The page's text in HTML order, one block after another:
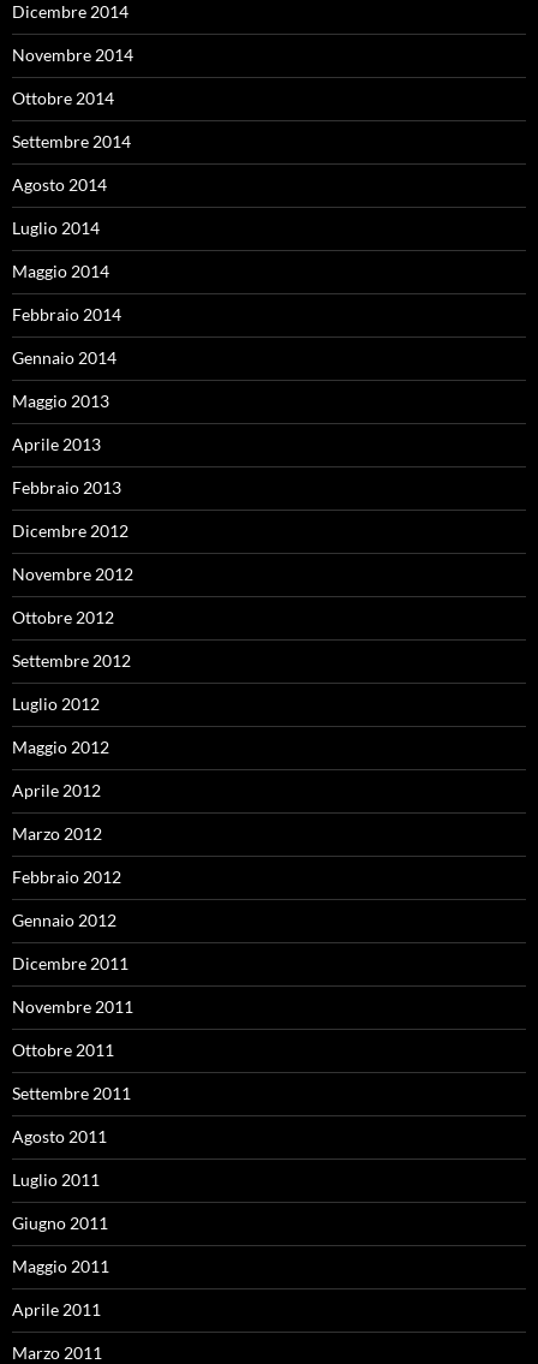
Dicembre 2014
Novembre 2014
Ottobre 2014
Settembre 2014
Agosto 2014
Luglio 2014
Maggio 2014
Febbraio 2014
Gennaio 2014
Maggio 2013
Aprile 2013
Febbraio 2013
Dicembre 2012
Novembre 2012
Ottobre 2012
Settembre 2012
Luglio 2012
Maggio 2012
Aprile 2012
Marzo 2012
Febbraio 2012
Gennaio 2012
Dicembre 2011
Novembre 2011
Ottobre 2011
Settembre 2011
Agosto 2011
Luglio 2011
Giugno 2011
Maggio 2011
Aprile 2011
Marzo 2011